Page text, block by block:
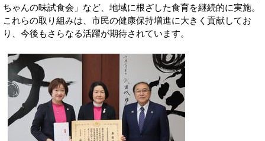
ちゃんの味試食会」など、地域に根ざした食育を継続的に実施。
これらの取り組みは、市民の健康保持増進に大きく貢献してお
り、今後もさらなる活躍が期待されています。